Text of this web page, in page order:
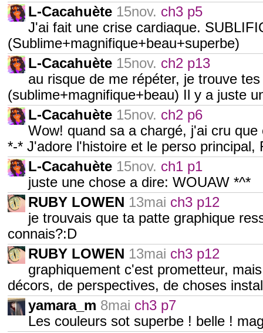
L-Cacahuète 15nov. ch3 p5
J'ai fait une crise cardiaque.
(Sublime+magnifique+beau+superbe)
L-Cacahuète 15nov. ch2 p13
au risque de me répéter, je trouve
(sublime+magnifique+beau) Il y a juste
L-Cacahuète 15nov. ch2 p6
Wow! quand sa a chargé, j'ai cru
*-* J'adore l'histoire et le perso
L-Cacahuète 15nov. ch1 p1
juste une chose a dire: WOUAW *^*
RUBY LOWEN 13mai ch3 p12
je trouvais que ta patte graphique
connais?:D
RUBY LOWEN 13mai ch3 p12
graphiquement c'est prometteur,
décors, de perspectives, de choses
yamara_m 8mai ch3 p7
Les couleurs sot superbe ! belle !